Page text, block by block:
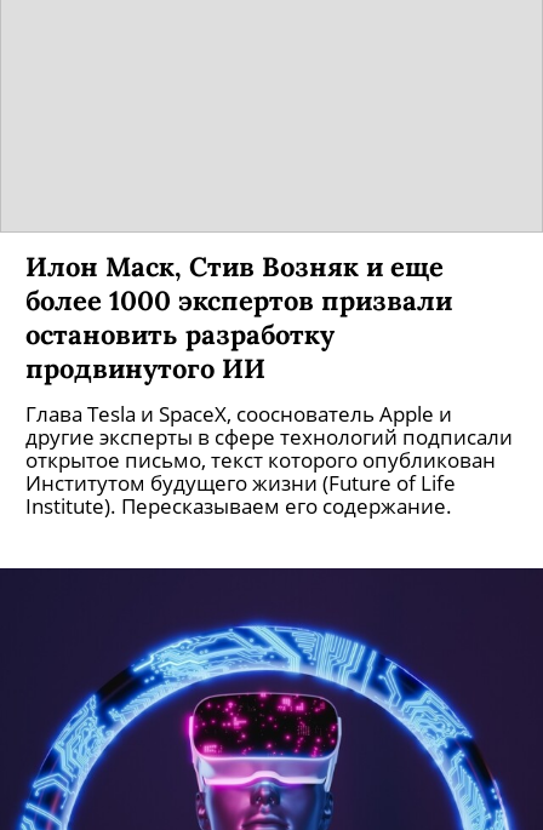
Илон Маск, Стив Возняк и еще
более 1000 экспертов призвали
остановить разработку
продвинутого ИИ
Глава Tesla и SpaceX, сооснователь Apple и
другие эксперты в сфере технологий подписали
открытое письмо, текст которого опубликован
Институтом будущего жизни (Future of Life
Institute). Пересказываем его содержание.